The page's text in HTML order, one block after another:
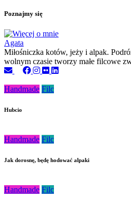
Poznajmy się
Agata
Miłośniczka kotów, jeży i alpak.
wolnym czasie tworzy małe filcowe
Handmade Filc
Hubcio
Handmade Filc
Jak dorosnę, będę hodować alpaki
Handmade Filc